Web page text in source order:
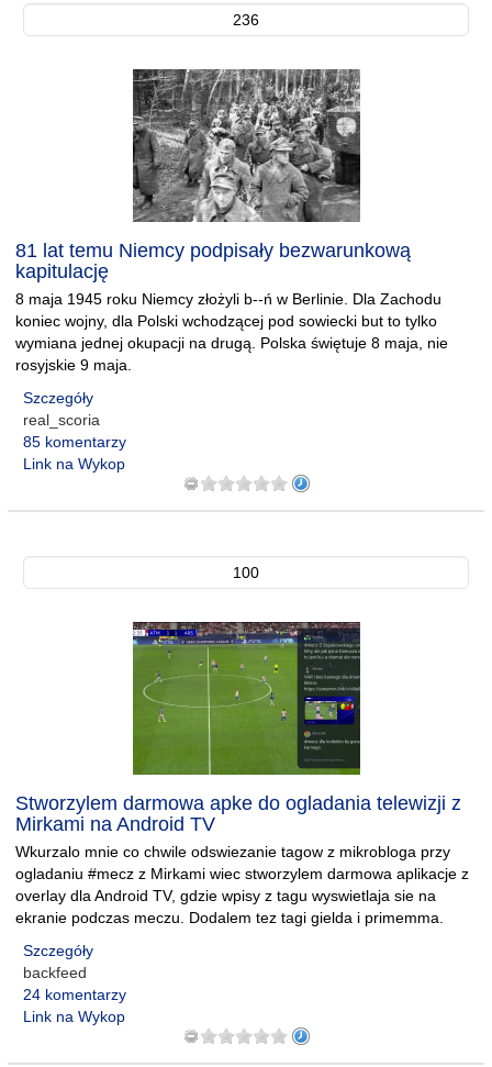
236
81 lat temu Niemcy podpisały bezwarunkową
kapitulację
8 maja 1945 roku Niemcy złożyli b--ń w Berlinie. Dla Zachodu
koniec wojny, dla Polski wchodzącej pod sowiecki but to tylko
wymiana jednej okupacji na drugą. Polska świętuje 8 maja, nie
rosyjskie 9 maja.
Szczegóły
real_scoria
85 komentarzy
Link na Wykop
100
Stworzylem darmowa apke do ogladania telewizji z
Mirkami na Android TV
Wkurzalo mnie co chwile odswiezanie tagow z mikrobloga przy
ogladaniu #mecz z Mirkami wiec stworzylem darmowa aplikacje z
overlay dla Android TV, gdzie wpisy z tagu wyswietlaja sie na
ekranie podczas meczu. Dodalem tez tagi gielda i primemma.
Szczegóły
backfeed
24 komentarzy
Link na Wykop